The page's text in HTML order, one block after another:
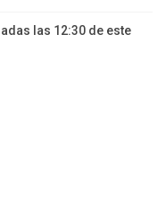
las 12:30 de este